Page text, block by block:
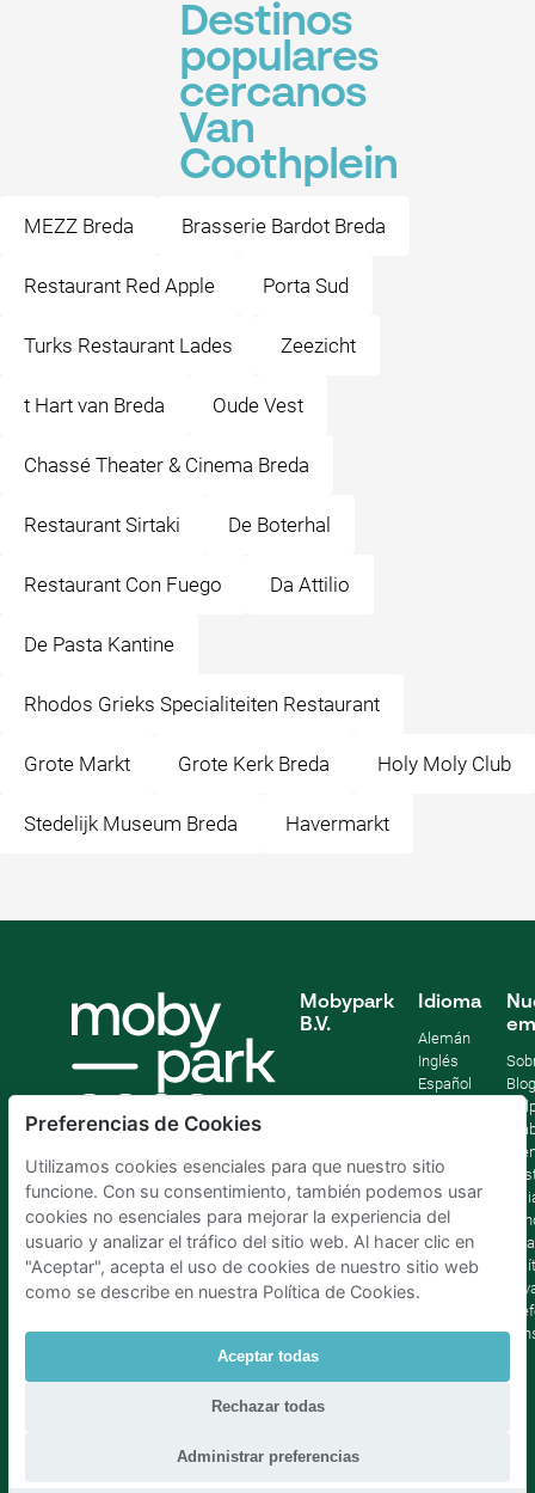
Destinos
populares
cercanos
Van
Coothplein
MEZZ Breda Brasserie Bardot Breda
Restaurant Red Apple Porta Sud
Turks Restaurant Lades Zeezicht
t Hart van Breda Oude Vest
Chassé Theater & Cinema Breda
Restaurant Sirtaki De Boterhal
Restaurant Con Fuego Da Attilio
De Pasta Kantine
Rhodos Grieks Specialiteiten Restaurant
Grote Markt Grote Kerk Breda Holy Moly Club
Stedelijk Museum Breda Havermarkt
Mobypark
B.V.
Idioma
Alemán
Inglés
Español
Blog
Parking Madrid La Latina|Parking Madrid Bilbao
Parking Bruselas Parking La Haya
Preferencias de Cookies
Utilizamos cookies esenciales para que nuestro sitio
funcione. Con su consentimiento, también podemos usar
cookies no esenciales para mejorar la experiencia del
usuario y analizar el tráfico del sitio web. Al hacer clic en
"Aceptar", acepta el uso de cookies de nuestro sitio web
como se describe en nuestra Política de Cookies.
Aceptar todas
Rechazar todas
Administrar preferencias